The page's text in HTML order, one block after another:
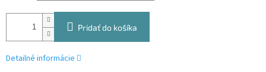
Pridať do košíka
Detailné informácie